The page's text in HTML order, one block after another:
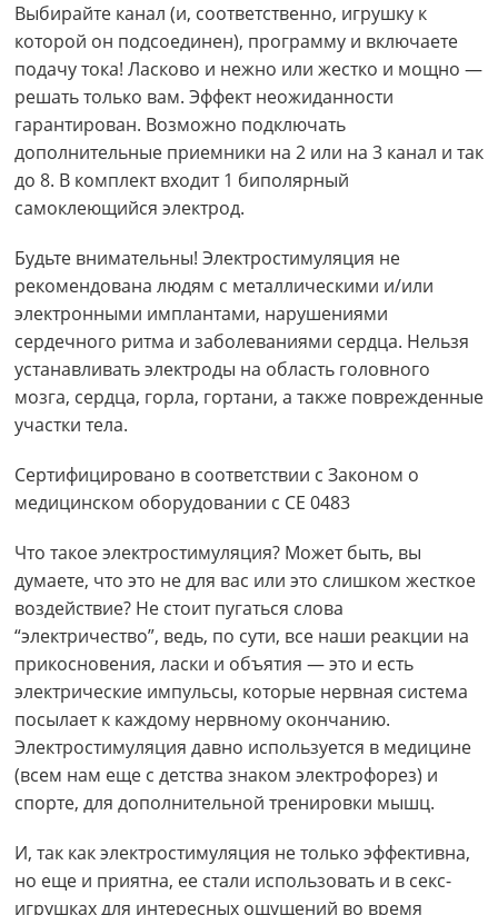
Выбирайте канал (и, соответственно, игрушку к
которой он подсоединен), программу и включаете
подачу тока! Ласково и нежно или жестко и мощно —
решать только вам. Эффект неожиданности
гарантирован. Возможно подключать
дополнительные приемники на 2 или на 3 канал и так
до 8. В комплект входит 1 биполярный
самоклеющийся электрод.
Будьте внимательны! Электростимуляция не
рекомендована людям с металлическими и/или
электронными имплантами, нарушениями
сердечного ритма и заболеваниями сердца. Нельзя
устанавливать электроды на область головного
мозга, сердца, горла, гортани, а также поврежденные
участки тела.
Сертифицировано в соответствии с Законом о
медицинском оборудовании с CE 0483
Что такое электростимуляция? Может быть, вы
думаете, что это не для вас или это слишком жесткое
воздействие? Не стоит пугаться слова
“электричество”, ведь, по сути, все наши реакции на
прикосновения, ласки и объятия — это и есть
электрические импульсы, которые нервная система
посылает к каждому нервному окончанию.
Электростимуляция давно используется в медицине
(всем нам еще с детства знаком электрофорез) и
спорте, для дополнительной тренировки мышц.
И, так как электростимуляция не только эффективна,
но еще и приятна, ее стали использовать и в секс-
игрушках для интересных ощущений во время